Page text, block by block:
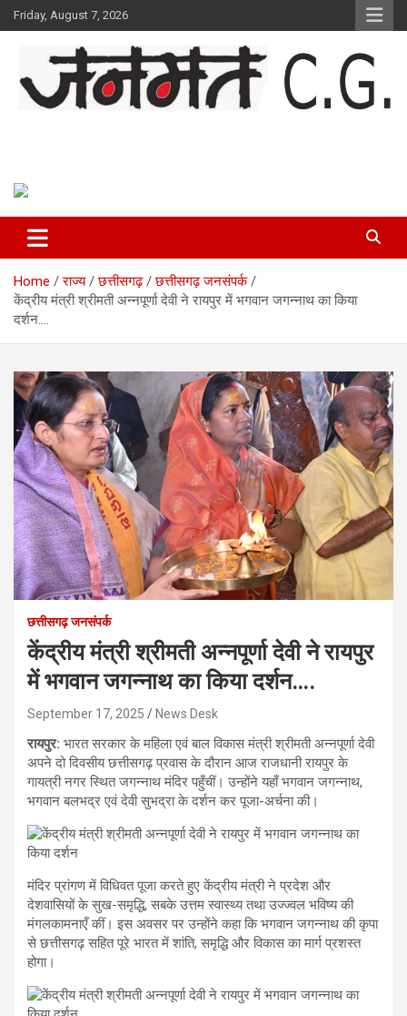
Skip
to
Friday, August 7, 2026
Home राज्य छत्तीसगढ़
छत्तीसगढ़ जनसंपर्क
केंद्रीय मंत्री श्रीमती अन्नपूर्णा देवी ने रायपुर में भगवान जगन्नाथ का किया
दर्शन….
छत्तीसगढ़ जनसंपर्क
केंद्रीय मंत्री श्रीमती अन्नपूर्णा देवी ने रायपुर
में भगवान जगन्नाथ का किया दर्शन….
September 17, 2025 News Desk
रायपुर: भारत सरकार के महिला एवं बाल विकास मंत्री श्रीमती अन्नपूर्णा देवी
अपने दो दिवसीय छत्तीसगढ़ प्रवास के दौरान आज राजधानी रायपुर के
गायत्री नगर स्थित जगन्नाथ मंदिर पहुँचीं। उन्होंने यहाँ भगवान जगन्नाथ,
भगवान बलभद्र एवं देवी सुभद्रा के दर्शन कर पूजा-अर्चना की।
मंदिर प्रांगण में विधिवत पूजा करते हुए केंद्रीय मंत्री ने प्रदेश और
देशवासियों के सुख-समृद्धि, सबके उत्तम स्वास्थ्य तथा उज्ज्वल भविष्य की
मंगलकामनाएँ कीं। इस अवसर पर उन्होंने कहा कि भगवान जगन्नाथ की कृपा
से छत्तीसगढ़ सहित पूरे भारत में शांति, समृद्धि और विकास का मार्ग प्रशस्त
होगा।